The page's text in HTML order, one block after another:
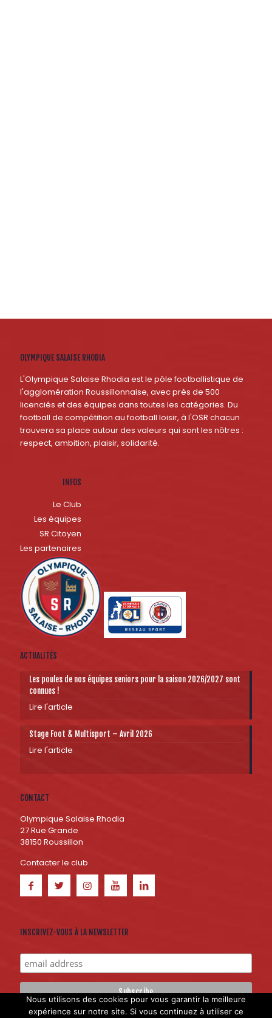
OLYMPIQUE SALAISE RHODIA
L'Olympique Salaise Rhodia est le pôle footballistique de
l'agglomération Roussillonnaise, avec près de 500
licenciés et des équipes dans toutes les catégories. Du
football de compétition au football loisir, à l'OSR chacun
trouvera sa place autour des valeurs qui sont les nôtres :
respect, ambition, plaisir, solidarité.
INFOS
Le Club
Les équipes
SR Citoyen
Les partenaires
ACTUALITÉS
Les poules de nos équipes seniors pour la saison 2026/2027 sont
connues !
Lire l'article
Stage Foot & Multisport – Avril 2026
Lire l'article
CONTACT
Olympique Salaise Rhodia
27 Rue Grande
38150 Roussillon
Contacter le club
INSCRIVEZ-VOUS À LA NEWSLETTER
Nous utilisons des cookies pour vous garantir la meilleure
expérience sur notre site. Si vous continuez à utiliser ce